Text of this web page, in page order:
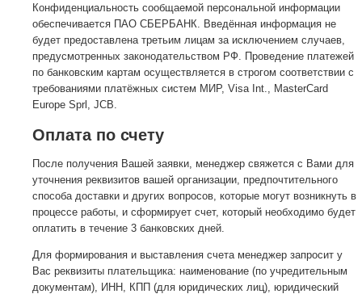
Конфиденциальность сообщаемой персональной информации
обеспечивается ПАО СБЕРБАНК. Введённая информация не
будет предоставлена третьим лицам за исключением случаев,
предусмотренных законодательством РФ. Проведение платежей
по банковским картам осуществляется в строгом соответствии с
требованиями платёжных систем МИР, Visa Int., MasterCard
Europe Sprl, JCB.
Оплата по счету
После получения Вашей заявки, менеджер свяжется с Вами для
уточнения реквизитов вашей организации, предпочтительного
способа доставки и других вопросов, которые могут возникнуть в
процессе работы, и сформирует счет, который необходимо будет
оплатить в течение 3 банковских дней.
Для формирования и выставления счета менеджер запросит у
Вас реквизиты плательщика: наименование (по учредительным
документам), ИНН, КПП (для юридических лиц), юридический